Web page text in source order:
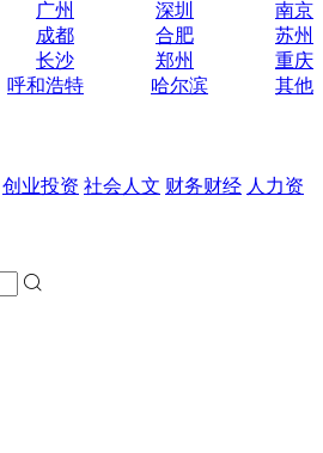
广州 深圳
南京
成都 合肥
苏州
长沙 郑州
重庆
呼和浩特 哈尔滨
其他
创业投资 社会人文 财务财经 人力资